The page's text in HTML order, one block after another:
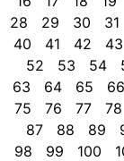
28
29 30 31
40
41 42 43
52
53 54
63
64 65 66
75
76 77 78
87
88 89
98
99 100